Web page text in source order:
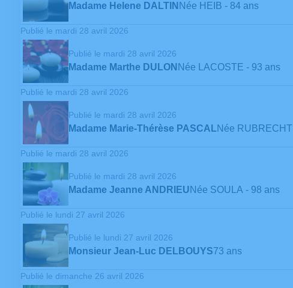
Madame Helene DALTIN Née HEIB - 84 ans
Publié le mardi 28 avril 2026
Publié le mardi 28 avril 2026
Madame Marthe DULON Née LACOSTE - 93 ans
Publié le mardi 28 avril 2026
Publié le mardi 28 avril 2026
Madame Marie-Thérèse PASCAL Née RUBRECHT
Publié le mardi 28 avril 2026
Publié le mardi 28 avril 2026
Madame Jeanne ANDRIEU Née SOULA - 98 ans
Publié le lundi 27 avril 2026
Publié le lundi 27 avril 2026
Monsieur Jean-Luc DELBOUYS73 ans
Publié le dimanche 26 avril 2026